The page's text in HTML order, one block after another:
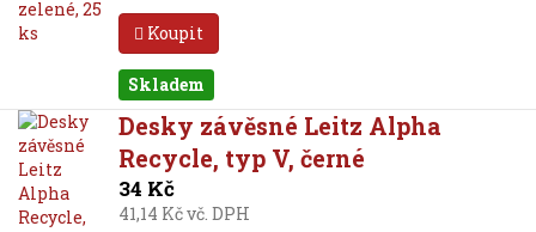
Koupit
Skladem
Desky závěsné Leitz Alpha
Recycle, typ V, černé
34 Kč
41,14 Kč vč. DPH